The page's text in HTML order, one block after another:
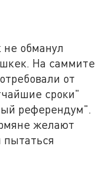
обманул
На саммите
от
сроки"
референдум".
желают
пытаться